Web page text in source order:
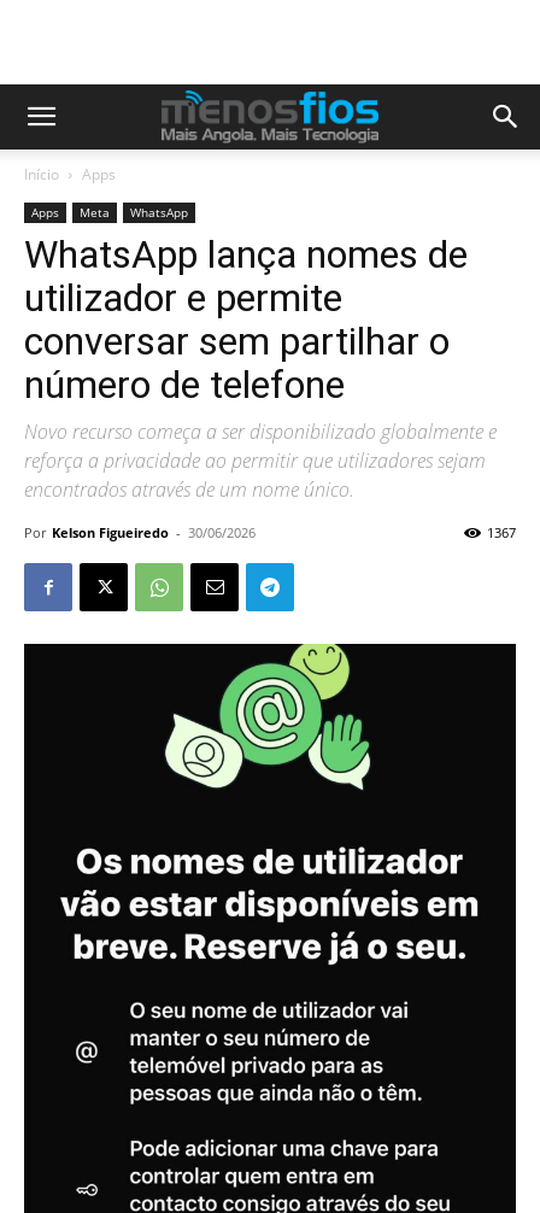
Início Apps
Apps Meta WhatsApp
WhatsApp lança nomes de
utilizador e permite
conversar sem partilhar o
número de telefone
Novo recurso começa a ser disponibilizado globalmente e
reforça a privacidade ao permitir que utilizadores sejam
encontrados através de um nome único.
Por Kelson Figueiredo - 30/06/2026 1367